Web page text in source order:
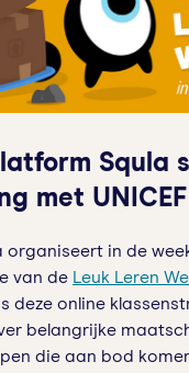
Squla
met UNICEF
organiseert in de
van de Leuk Leren
deze online
belangrijke
die aan bod